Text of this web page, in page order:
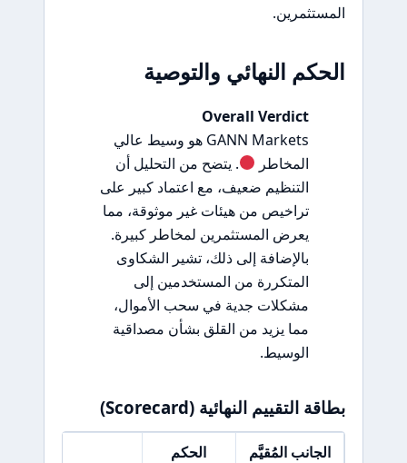
المستثمرين.
الحكم النهائي والتوصية
Overall Verdict
GANN Markets هو وسيط عالي
المخاطر
. يتضح من التحليل أن
التنظيم ضعيف، مع اعتماد كبير على
تراخيص من هيئات غير موثوقة، مما
يعرض المستثمرين لمخاطر كبيرة.
بالإضافة إلى ذلك، تشير الشكاوى
المتكررة من المستخدمين إلى
مشكلات جدية في سحب الأموال،
مما يزيد من القلق بشأن مصداقية
الوسيط.
بطاقة التقييم النهائية (Scorecard)
الجانب المُقيَّم الحكم